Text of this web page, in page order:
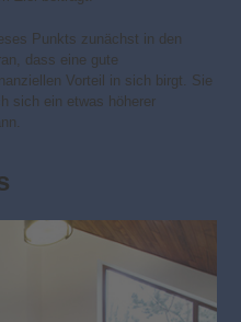
Punkts zunächst in den
dass eine gute
Vorteil in sich birgt. Sie
sich ein etwas höherer